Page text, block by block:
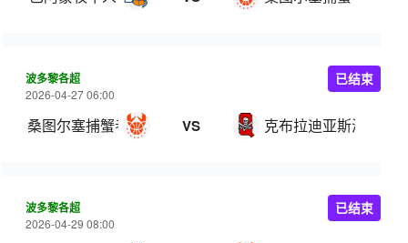
波多黎各超
2026-04-27 06:00
桑图尔塞捕蟹者 VS 克布拉迪亚斯海盗
已结束
波多黎各超
2026-04-29 08:00
已结束